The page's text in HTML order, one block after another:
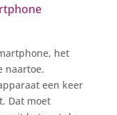
het
naartoe.
een keer
Dat moet